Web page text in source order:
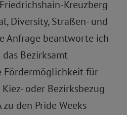
Kreuzberg
Diversity, Straßen- und
Anfrage beantworte ich
Bezirksamt
Fördermöglichkeit für
oder Bezirksbezug
zu den Pride Weeks